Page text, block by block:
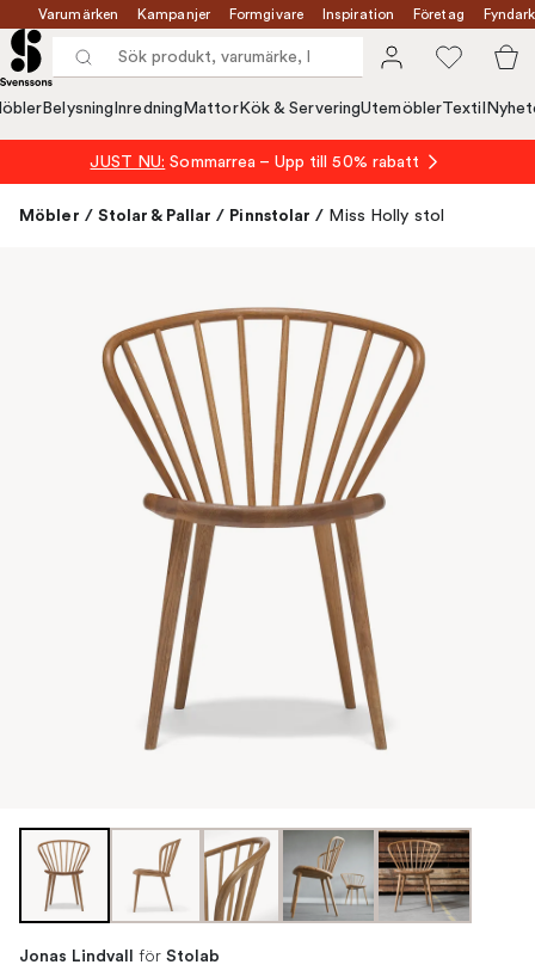
Varumärken Kampanjer Formgivare Inspiration Företag
Belysning Inredning MattorKök & ServeringUtemöblerTextil
JUST NU: Sommarrea – Upp till 50% rabatt
Möbler / Stolar & Pallar / Pinnstolar / Miss Holly stol
Jonas Lindvall för Stolab